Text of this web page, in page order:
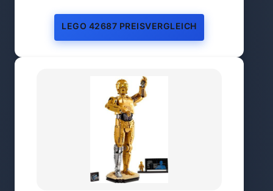
LEGO 42687 PREISVERGLEICH